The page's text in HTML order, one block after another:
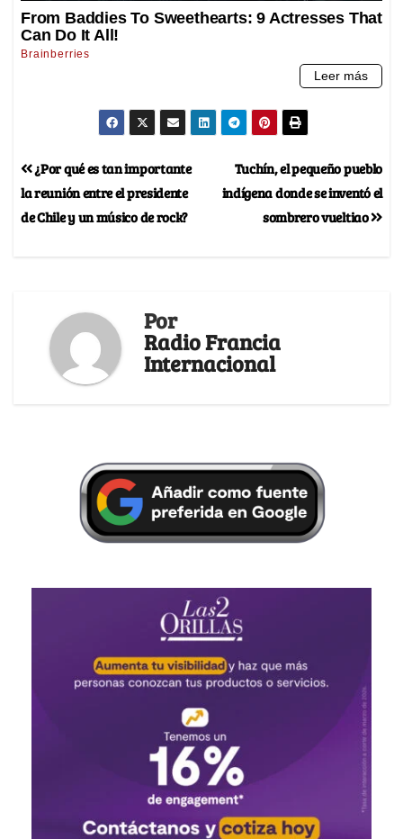
Tuchín, el pequeño pueblo
indígena donde se inventó el
sombrero vueltiao
¿Por qué es tan importante
la reunión entre el presidente
de Chile y un músico de rock?
Por
Radio Francia
Internacional